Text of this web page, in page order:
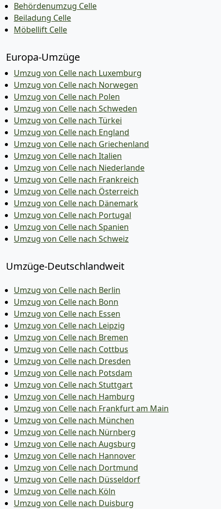
Behördenumzug Celle
Beiladung Celle
Möbellift Celle
Europa-Umzüge
Umzug von Celle nach Luxemburg
Umzug von Celle nach Norwegen
Umzug von Celle nach Polen
Umzug von Celle nach Schweden
Umzug von Celle nach Türkei
Umzug von Celle nach England
Umzug von Celle nach Griechenland
Umzug von Celle nach Italien
Umzug von Celle nach Niederlande
Umzug von Celle nach Frankreich
Umzug von Celle nach Österreich
Umzug von Celle nach Dänemark
Umzug von Celle nach Portugal
Umzug von Celle nach Spanien
Umzug von Celle nach Schweiz
Umzüge-Deutschlandweit
Umzug von Celle nach Berlin
Umzug von Celle nach Bonn
Umzug von Celle nach Essen
Umzug von Celle nach Leipzig
Umzug von Celle nach Bremen
Umzug von Celle nach Cottbus
Umzug von Celle nach Dresden
Umzug von Celle nach Potsdam
Umzug von Celle nach Stuttgart
Umzug von Celle nach Hamburg
Umzug von Celle nach Frankfurt am Main
Umzug von Celle nach München
Umzug von Celle nach Nürnberg
Umzug von Celle nach Augsburg
Umzug von Celle nach Hannover
Umzug von Celle nach Dortmund
Umzug von Celle nach Düsseldorf
Umzug von Celle nach Köln
Umzug von Celle nach Duisburg